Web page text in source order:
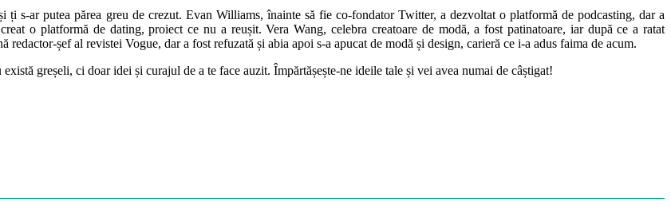
s-ar putea părea greu de crezut. Evan Williams, înainte să fie co-fondator Twitter, a dezvoltat o platformă de podcasting, dar a
o platformă de dating, proiect ce nu a reușit. Vera Wang, celebra creatoare de modă, a fost patinatoare, iar după ce a ratat
șef al revistei Vogue, dar a fost refuzată și abia apoi s-a apucat de modă și design, carieră ce i-a adus faima de acum.
există greșeli, ci doar idei și curajul de a te face auzit. Împărtășește-ne ideile tale și vei avea numai de câștigat!